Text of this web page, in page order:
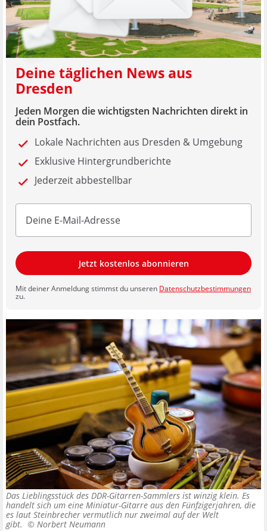
Deine täglichen News aus
Dresden
Jeden Morgen die wichtigsten Nachrichten direkt in
dein Postfach.
Lokale Nachrichten aus Dresden & Umgebung
Exklusive Hintergrundberichte
Jederzeit abbestellbar
Jetzt kostenlos abonnieren
Mit deiner Anmeldung stimmst du unseren Datenschutzbestimmungen
zu.
Das Lieblingsstück des DDR-Gitarren-Sammlers ist winzig klein. Es
handelt sich um eine Miniatur-Gitarre aus den Fünfzigerjahren, die
es laut Steinbrecher vermutlich nur zweimal auf der Welt
gibt. © Norbert Neumann